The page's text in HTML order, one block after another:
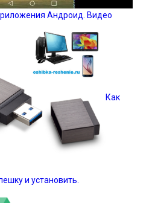
Андроид. Видео
Как
и установить.